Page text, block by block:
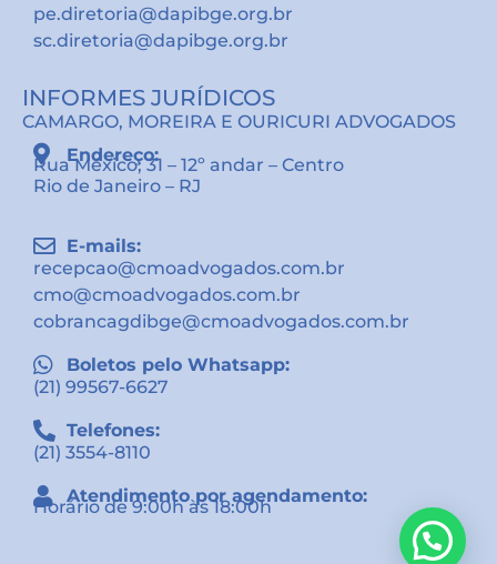
pe.diretoria@dapibge.org.br
sc.diretoria@dapibge.org.br
INFORMES JURÍDICOS
CAMARGO, MOREIRA E OURICURI ADVOGADOS
Endereço:
Rua México, 31 – 12º andar – Centro
Rio de Janeiro – RJ
E-mails:
recepcao@cmoadvogados.com.br
cmo@cmoadvogados.com.br
cobrancagdibge@cmoadvogados.com.br
Boletos pelo Whatsapp:
(21) 99567-6627
Telefones:
(21) 3554-8110
Atendimento por agendamento:
Horário de 9:00h às 18:00h